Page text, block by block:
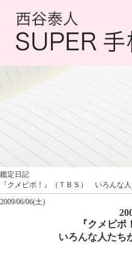
鑑定日記
『クメピポ！』（ＴＢＳ） いろんな
2009/06/06(土)
『クメピポ
いろんな人たち